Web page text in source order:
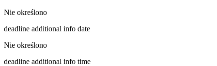
Nie określono
deadline additional info date
Nie określono
deadline additional info time